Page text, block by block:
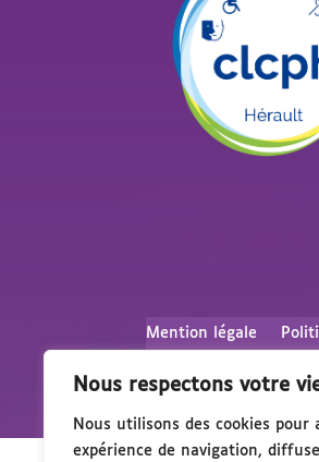
Nous respectons votre
Nous utilisons des cookies pour
expérience de navigation,
Mention légale